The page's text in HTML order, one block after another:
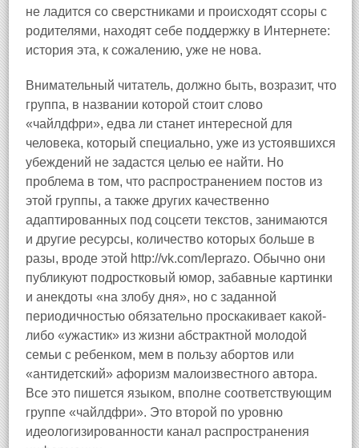
не ладится со сверстниками и происходят ссоры с
родителями, находят себе поддержку в Интернете:
история эта, к сожалению, уже не нова.
Внимательный читатель, должно быть, возразит, что
группа, в названии которой стоит слово
«чайлдфри», едва ли станет интересной для
человека, который специально, уже из устоявшихся
убеждений не задастся целью ее найти. Но
проблема в том, что распространением постов из
этой группы, а также других качественно
адаптированных под соцсети текстов, занимаются
и другие ресурсы, количество которых больше в
разы, вроде этой http://vk.com/leprazo. Обычно они
публикуют подростковый юмор, забавные картинки
и анекдоты «на злобу дня», но с заданной
периодичностью обязательно проскакивает какой-
либо «ужастик» из жизни абстрактной молодой
семьи с ребенком, мем в пользу абортов или
«антидетский» афоризм малоизвестного автора.
Все это пишется языком, вполне соответствующим
группе «чайлдфри». Это второй по уровню
идеологизированности канал распространения